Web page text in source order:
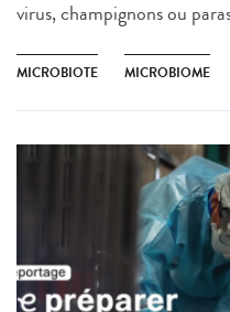
virus, champignons ou
MICROBIOTE MICROBIOME